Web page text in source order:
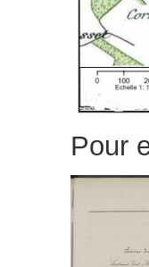
Pour